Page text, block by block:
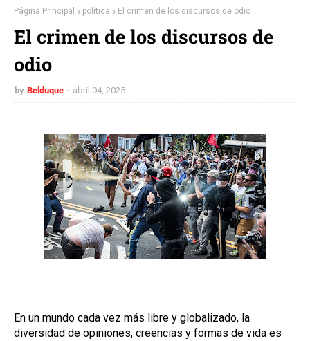
Página Principal política El crimen de los discursos de odio
El crimen de los discursos de
odio
by Belduque abril 04, 2025
En un mundo cada vez más libre y globalizado, la
diversidad de opiniones, creencias y formas de vida es